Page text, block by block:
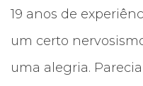
19 anos de
um certo
uma alegria.